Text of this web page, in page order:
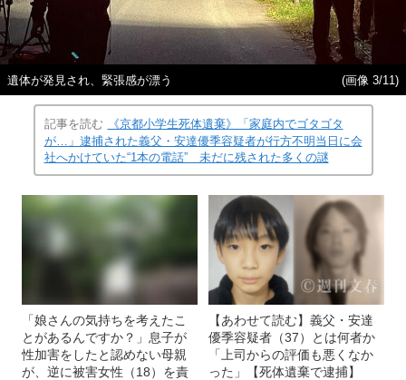
遺体が発見され、緊張感が漂う (画像 3/11)
記事を読む
《京都小学生死体遺棄》「家庭内でゴタゴタ
が…」逮捕された義父・安達優季容疑者が行方不明当日に会
社へかけていた“1本の電話” 未だに残された多くの謎
「娘さんの気持ちを考えたこ
とがあるんですか？」息子が
性加害をしたと認めない母親
が、逆に被害女性（18）を責
【あわせて読む】義父・安達
優季容疑者（37）とは何者か
「上司からの評価も悪くなか
った」【死体遺棄で逮捕】